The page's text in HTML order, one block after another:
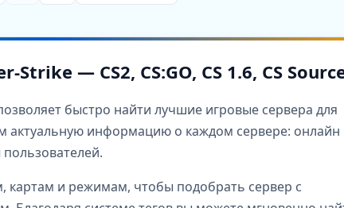
— CS2, CS:GO, CS 1.6, CS
быстро найти лучшие игровые сервера для
актуальную информацию о каждом сервере: онлайн
картам и режимам, чтобы подобрать сервер с